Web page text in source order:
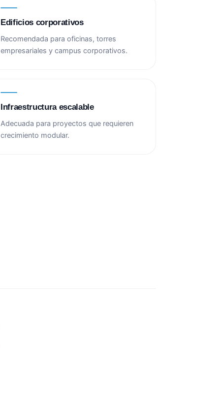
Edificios corporativos
Recomendada para oficinas, torres
empresariales y campus corporativos.
Infraestructura escalable
Adecuada para proyectos que requieren
crecimiento modular.